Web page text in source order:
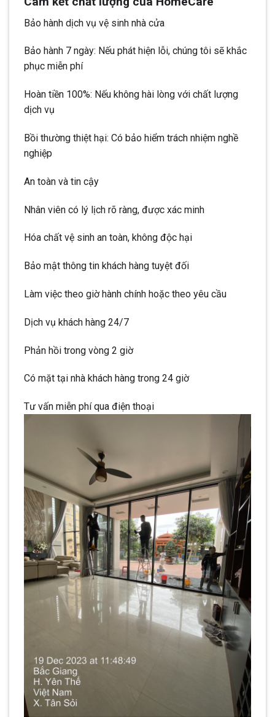
Bảo hành dịch vụ vệ sinh nhà cửa
Bảo hành 7 ngày: Nếu phát hiện lỗi, chúng tôi sẽ khắc
phục miễn phí
Hoàn tiền 100%: Nếu không hài lòng với chất lượng
dịch vụ
Bồi thường thiệt hại: Có bảo hiểm trách nhiệm nghề
nghiệp
An toàn và tin cậy
Nhân viên có lý lịch rõ ràng, được xác minh
Hóa chất vệ sinh an toàn, không độc hại
Bảo mật thông tin khách hàng tuyệt đối
Làm việc theo giờ hành chính hoặc theo yêu cầu
Dịch vụ khách hàng 24/7
Phản hồi trong vòng 2 giờ
Có mặt tại nhà khách hàng trong 24 giờ
Tư vấn miễn phí qua điện thoại